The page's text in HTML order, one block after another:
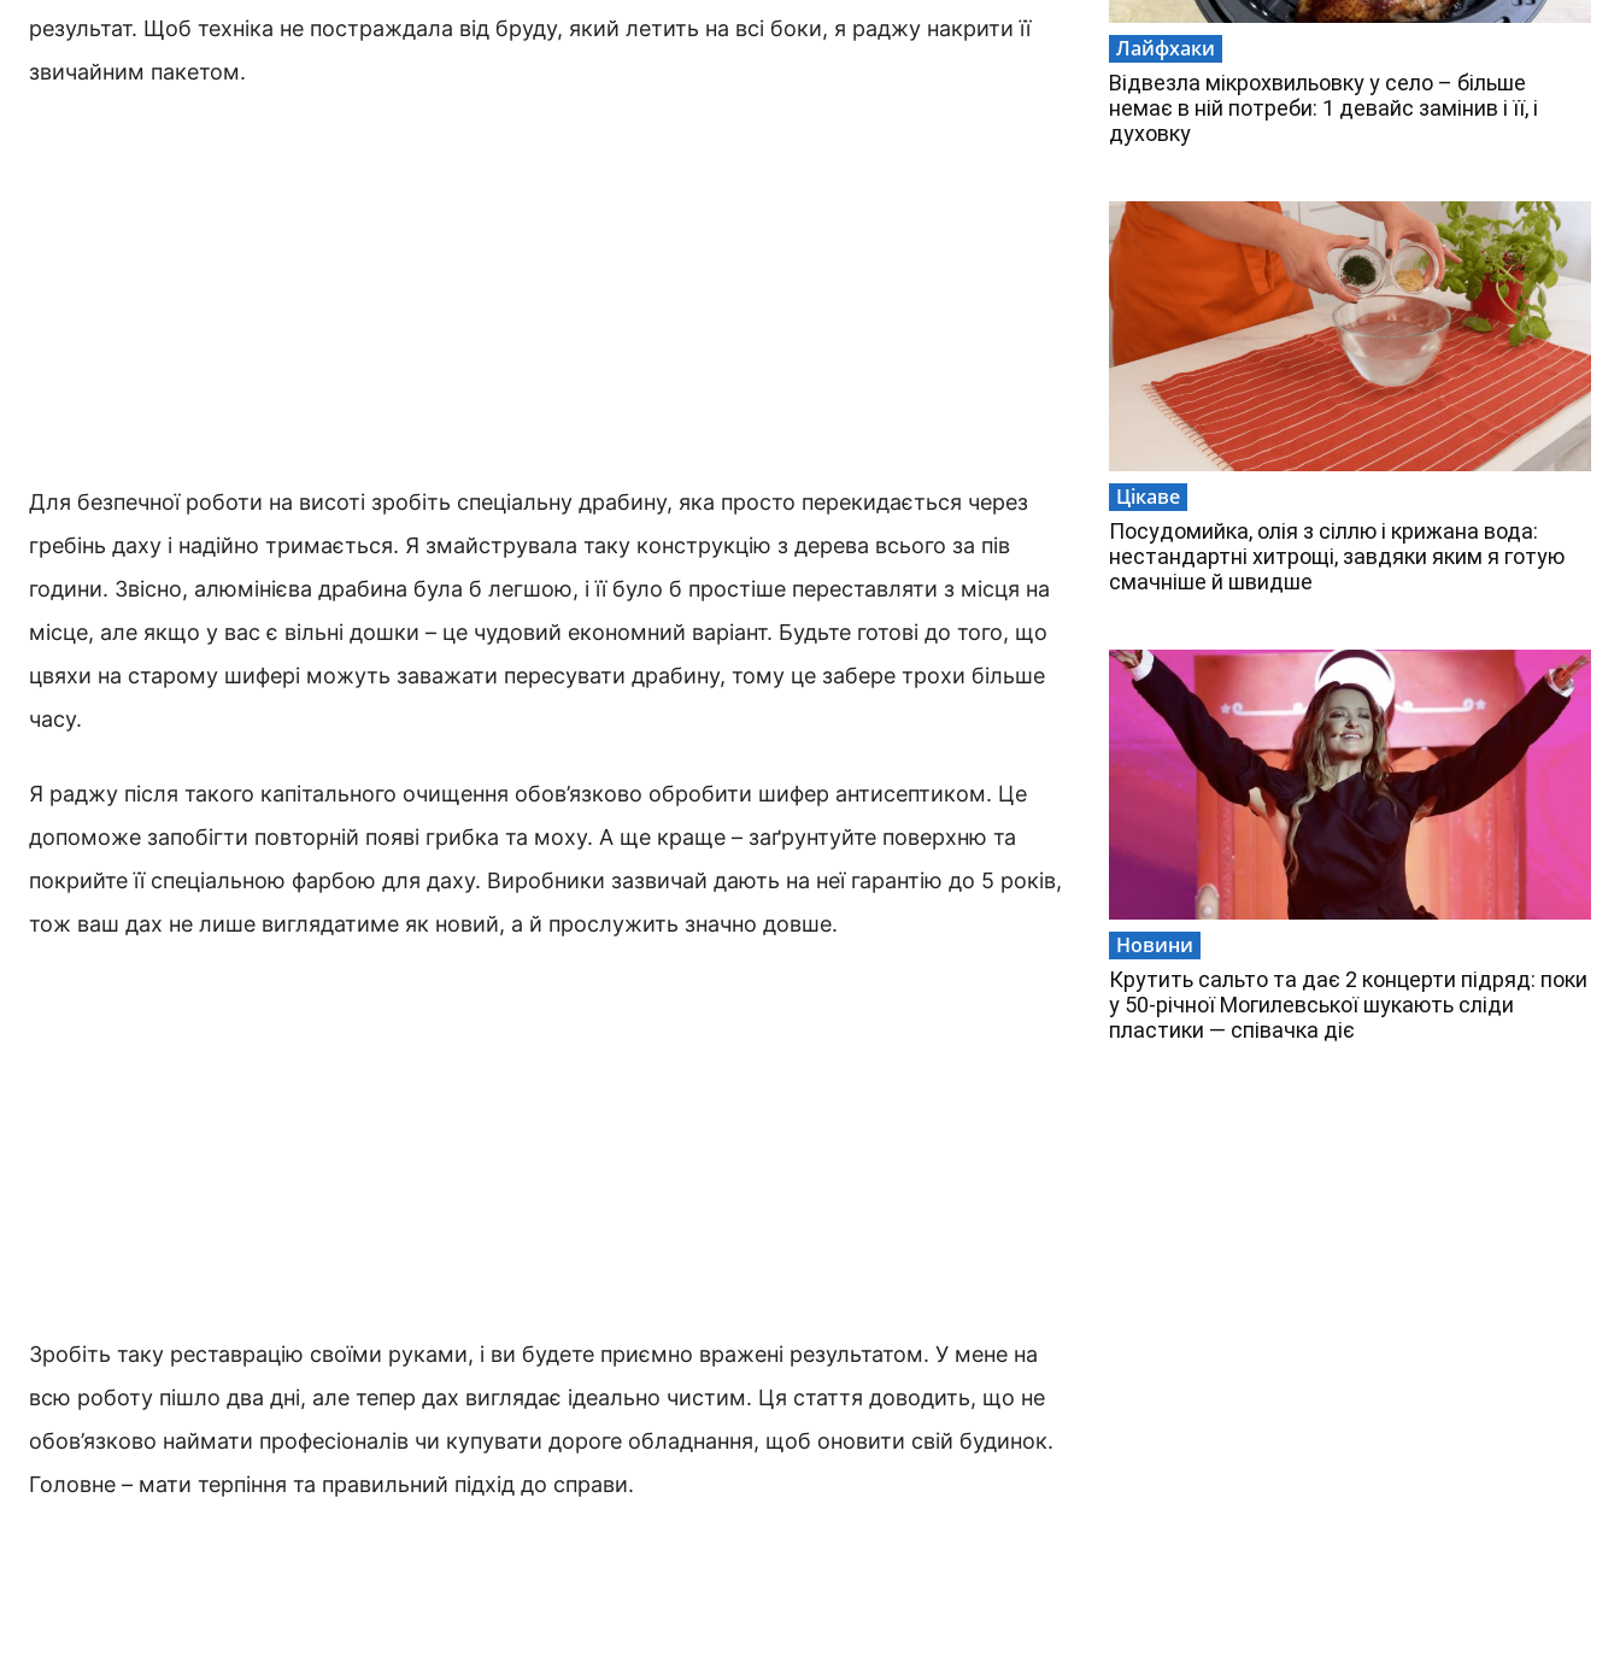
результат. Щоб техніка не постраждала від бруду, який летить на всі боки, я раджу накрити її
звичайним пакетом.
Для безпечної роботи на висоті зробіть спеціальну драбину, яка просто перекидається через
гребінь даху і надійно тримається. Я змайструвала таку конструкцію з дерева всього за пів
години. Звісно, алюмінієва драбина була б легшою, і її було б простіше переставляти з місця на
місце, але якщо у вас є вільні дошки – це чудовий економний варіант. Будьте готові до того, що
цвяхи на старому шифері можуть заважати пересувати драбину, тому це забере трохи більше
часу.
Я раджу після такого капітального очищення обов’язково обробити шифер антисептиком. Це
допоможе запобігти повторній появі грибка та моху. А ще краще – заґрунтуйте поверхню та
покрийте її спеціальною фарбою для даху. Виробники зазвичай дають на неї гарантію до 5 років,
тож ваш дах не лише виглядатиме як новий, а й прослужить значно довше.
Зробіть таку реставрацію своїми руками, і ви будете приємно вражені результатом. У мене на
всю роботу пішло два дні, але тепер дах виглядає ідеально чистим. Ця стаття доводить, що не
обов’язково наймати професіоналів чи купувати дороге обладнання, щоб оновити свій будинок.
Головне – мати терпіння та правильний підхід до справи.
Лайфхаки
Відвезла мікрохвильовку у село – більше
немає в ній потреби: 1 девайс замінив і її, і
духовку
Цікаве
Посудомийка, олія з сіллю і крижана вода:
нестандартні хитрощі, завдяки яким я готую
смачніше й швидше
Новини
Крутить сальто та дає 2 концерти підряд: поки
у 50-річної Могилевської шукають сліди
пластики — співачка діє